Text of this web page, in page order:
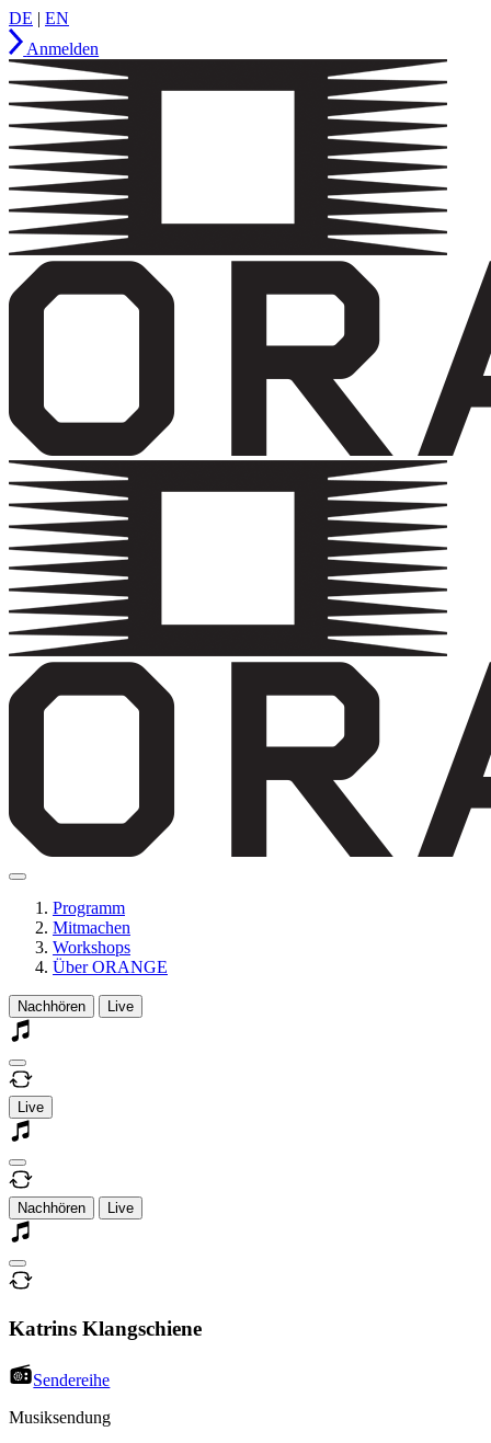
DE | EN
Anmelden
Programm
Mitmachen
Workshops
Über ORANGE
Nachhören Live
Live
Nachhören Live
Katrins Klangschiene
Sendereihe
Musiksendung